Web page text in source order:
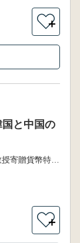
＋
と中国の
ジョンソッキル教授寄贈貨幣特別展
＋